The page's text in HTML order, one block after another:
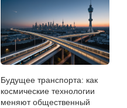
Будущее транспорта: как
космические технологии
меняют общественный